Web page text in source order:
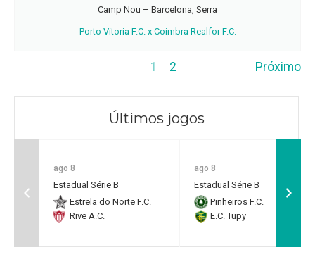
Camp Nou – Barcelona, Serra
Porto Vitoria F.C. x Coimbra Realfor F.C.
1 2 Próximo
Últimos jogos
ago 8
Estadual Série B
Estrela do Norte F.C.
Rive A.C.
ago 8
Estadual Série B
Pinheiros F.C.
E.C. Tupy